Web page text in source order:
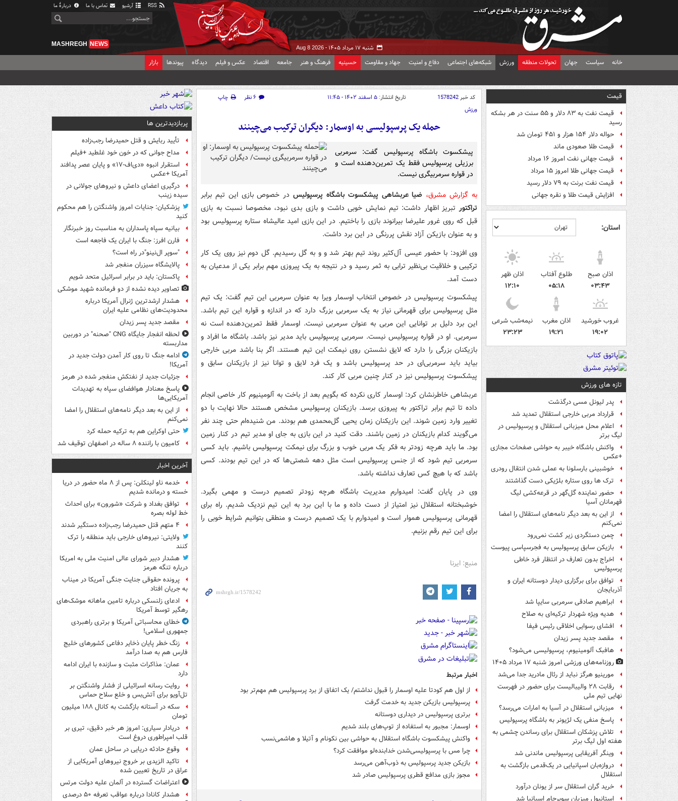
آرشیو تماس با ما دربارهٔ ما
شنبه ۱۷ مرداد ۱۴۰۵ - Aug 8 2026
MASHREGH NEWS
خانه سیاست جهان تحولات منطقه ورزش شبکه‌های اجتماعی دفاع و امنیت جهاد و مقاومت حسینیه فرهنگ و هنر جامعه اقتصاد عکس و فیلم دیدگاه پیوندها بازار
قیمت
قیمت نفت به ۸۳ دلار و ۵۵ سنت در هر بشکه
رسید
حواله دلار ۱۵۴ هزار و ۴۵۱ تومان شد
قیمت طلا صعودی ماند
قیمت جهانی نفت امروز ۱۶ مرداد
قیمت جهانی طلا امروز ۱۵ مرداد
قیمت نفت برنت به ۷۹ دلار رسید
افزایش قیمت طلا و نقره جهانی
استان:
اذان صبح
۰۳:۴۳
طلوع آفتاب
۰۵:۱۸
اذان ظهر
۱۲:۱۰
غروب خورشید
۱۹:۰۲
اذان مغرب
۱۹:۲۱
نیمه‌شب شرعی
۲۳:۲۳
تازه های ورزش
پدر لیونل مسی درگذشت
قرارداد مربی خارجی استقلال تمدید شد
اعلام محل میزبانی استقلال و پرسپولیس در
لیگ برتر
واکنش باشگاه خیبر به حواشی صفحات مجازی
+عکس
خوشبینی بارسلونا به عملی شدن انتقال رودری
ترک ها روی ستاره بلژیکی دست گذاشتند
حضور نماینده گل‌گهر در قرعه‌کشی لیگ
قهرمانان آسیا
از این به بعد دیگر نامه‌های استقلال را امضا
نمی‌کنم
چمن دستگردی زیر کشت نمی‌رود
بازیکن سابق پرسپولیس به فجرسپاسی پیوست
اخراج بدون تعارف در انتظار فرد خاطی
پرسپولیس
توافق برای برگزاری دیدار دوستانه ایران و
آذربایجان
ابراهیم صادقی سرمربی سایپا شد
هدیه ویژه شهردار ترکیه‌ای به صلاح
افشای رسوایی اخلاقی رئیس فیفا
مقصد جدید پسر زیدان
هافبک آلومینیوم، پرسپولیسی می‌شود؟
روزنامه‌های ورزشی امروز ‌شنبه ۱۷ مرداد ۱۴۰۵
مورینیو هرگز نباید از رئال مادرید جدا می‌شد
رقابت ۲۸ والیبالیست برای حضور در فهرست
نهایی تیم ملی
میزبانی استقلال در آسیا به امارات می‌رسد؟
پاسخ منفی یک لژیونر به باشگاه پرسپولیس
تلاش پزشکان استقلال برای رساندن چشمی به
هفته اول لیگ برتر
وینگر آفریقایی پرسپولیس ماندنی شد
دروازه‌بان اسپانیایی در یک‌قدمی بازگشت به
استقلال
خرید گران استقلال سر از یونان درآورد
استانبول میزبان سوپرجام اسپانیا شد
کد خبر1578242 تاریخ انتشار: ۵ اسفند ۱۴۰۲ - ۱۱:۴۵ ۶ نظر
چاپ
ورزش
حمله یک پرسپولیسی به اوسمار: دیگران ترکیب می‌چینند
پیشکسوت باشگاه پرسپولیس گفت: سرمربی
برزیلی پرسپولیس فقط یک تمرین‌دهنده است و
در قواره سرمربیگری نیست.
به گزارش مشرق، ضیا عربشاهی پیشکسوت باشگاه پرسپولیسدر خصوص بازی این تیم برابر
تراکتورتبریز اظهار داشت: تیم نمایش خوبی داشت و بازی بدی نبود، مخصوصا نسبت به بازی
قبل که روی غرور علیرضا بیرانوند بازی را باختیم. در این بازی امید عالیشاه ستاره پرسپولیس بود
و به عنوان بازیکن آزاد نقش پررنگی در این برد داشت.
وی افزود: با حضور عیسی آل‌کثیر روند تیم بهتر شد و و به گل رسیدیم. گل دوم نیز روی یک کار
ترکیبی و خلاقیت بی‌نظیر ترابی به ثمر رسید و در نتیجه به یک پیروزی مهم برابر یکی از مدعیان به
دست آمد.
پیشکسوت پرسپولیس در خصوص انتخاب اوسمار ویرا به عنوان سرمربی این تیم گفت: یک تیم
مثل پرسپولیس برای قهرمانی نیاز به یک سرمربی بزرگ دارد که در اندازه و قواره این تیم باشد.
این برد دلیل بر توانایی این مربی به عنوان سرمربی نیست. اوسمار فقط تمرین‌دهنده است نه
سرمربی. او در قواره پرسپولیس نیست. سرمربی پرسپولیس باید مدیر نیز باشد. باشگاه ما افراد و
بازیکنان بزرگی را دارد که لایق نشستن روی نیمکت این تیم هستند. اگر بنا باشد مربی خارجی
بیاید باید سرمربی‌ای در حد پرسپولیس باشد و یک فرد لایق و توانا نیز از بازیکنان سابق و
پیشکسوت پرسپولیس نیز در کنار چنین مربی کار کند.
عربشاهی خاطرنشان کرد: اوسمار کاری نکرده که بگویم بعد از باخت به آلومینیوم کار خاصی انجام
داده تا تیم برابر تراکتور به پیروزی برسد. بازیکنان پرسپولیس مشخص هستند حالا نهایت با دو
تغییر وارد زمین شوند. این بازیکنان زمان یحیی گل‌محمدی هم بودند. من شنیده‌ام حتی چند نفر
می‌گویند کدام بازیکنان در زمین باشند. دقت کنید در این بازی به جای او مدیر تیم در کنار زمین
بود. ما باید هرچه زودتر به فکر یک مربی خوب و بزرگ برای نیمکت پرسپولیس باشیم. باید کسی
سرمربی تیم شود که از جنس پرسپولیس است مثل دهه شصتی‌ها که در این تیم بودند. کسی
باشد که با هیچ کس تعارف نداشته باشد.
وی در پایان گفت: امیدوارم مدیریت باشگاه هرچه زودتر تصمیم درست و مهمی بگیرد.
خوشبختانه استقلال نیز امتیاز از دست داده و ما با این برد به این تیم نزدیک شدیم. راه برای
قهرمانی پرسپولیس هموار است و امیدوارم با یک تصمیم درست و منطقی بتوانیم شرایط خوبی را
برای این تیم رقم بزنیم.
منبع: ایرنا
اخبار مرتبط
از اول هم کودتا علیه اوسمار را قبول نداشتم/ یک اتفاق از برد پرسپولیس هم مهم‌تر بود
پرسپولیس بازیکن جدید به خدمت گرفت
برتری پرسپولیس در دیداری دوستانه
اوسمار: مجبور به استفاده از توپ‌های بلند شدیم
واکنش پیشکسوت باشگاه استقلال به حواشی بین نکونام و آتیلا و هاشمی‌نسب
چرا مس با پرسپولیسی‌شدن خدابنده‌لو موافقت کرد؟
بازیکن جدید پرسپولیس به ذوب‌آهن می‌رسد
مجوز بازی مدافع قطری پرسپولیس صادر شد
پربازدیدترین ها
تأیید ربایش و قتل حمیدرضا رجب‌زاده
مداح جوانی که در خون خود غلطید +فیلم
استقرار انبوه «دی‌اف‑۱۷» و پایان عصر پدافند
آمریکا +عکس
درگیری اعضای داعش و نیروهای جولانی در
سیده زینب
پزشکیان: جنایات امروز واشنگتن را هم محکوم
کنید
بیانیه سپاه پاسداران به مناسبت روز خبرنگار
فارن افرز: جنگ با ایران یک فاجعه است
"سوپر ال‌نینو"در راه است؟
پالایشگاه سیزران منفجر شد
پاکستان: باید در برابر اسرائیل متحد شویم
تصاویر دیده‌ نشده از دو فرمانده شهید موشکی
هشدار ارشدترین ژنرال آمریکا درباره
محدودیت‌های نظامی علیه ایران
مقصد جدید پسر زیدان
لحظه انفجار جایگاه CNG "صحنه" در دوربین
مداربسته
ادامه جنگ تا روی کار آمدن دولت جدید در
آمریکا!
جزئیات جدید از نفتکش منفجر شده در هرمز
پاسخ معنادار هوافضای سپاه به تهدیدات
آمریکایی‌ها
از این به بعد دیگر نامه‌های استقلال را امضا
نمی‌کنم
حتی اوکراین هم به ترکیه حمله کرد
کامیون با راننده ۸ ساله در اصفهان توقیف شد
آخرین اخبار
خدمه ناو لینکلن: پس از ۸ ماه حضور در دریا
خسته و درمانده‌ شدیم
توافق بغداد و شرکت «شورون» برای احداث
خط لوله بصره
۴ متهم قتل حمیدرضا رجب‌زاده دستگیر شدند
ولایتی: نیروهای خارجی باید منطقه را ترک
کنند
هشدار دبیر شورای عالی امنیت ملی به امریکا
درباره تنگه هرمز
پرونده حقوقی جنایت جنگی آمریکا در میناب
به جریان افتاد
ادعای زلنسکی درباره تامین ماهانه موشک‌های
رهگیر توسط آمریکا
خطای محاسباتی آمریکا و برتری راهبردی
جمهوری اسلامی!
زنگ خطر پایان ذخایر دفاعی کشورهای خلیج
فارس هم به صدا درآمد
عمان: مذاکرات مثبت و سازنده با ایران ادامه
دارد
روایت رسانه اسرائیلی از فشار واشنگتن بر
تل‌آویو برای آتش‌بس و خلع سلاح حماس
سکه در آستانه بازگشت به کانال ۱۸۸ میلیون
تومان
دریادار سیاری: امروز هر خبر دقیق، تیری بر
قلب امپراطوری دروغ است
وقوع حادثه دریایی در ساحل عمان
تاکید الزیدی بر خروج نیروهای آمریکایی از
عراق در تاریخ تعیین شده
اعتراضات گسترده در آلمان علیه دولت مرتس
هشدار کانادا درباره عواقب تعرفه ۵۰ درصدی